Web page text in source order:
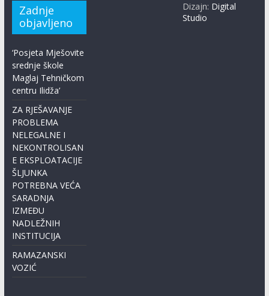
Zadnje
objavljeno
‘Posjeta Mješovite
srednje škole
Maglaj Tehničkom
centru Ilidža’
ZA RJEŠAVANJE
PROBLEMA
NELEGALNE I
NEKONTROLISAN
E EKSPLOATACIJE
ŠLJUNKA
POTREBNA VEĆA
SARADNJA
IZMEĐU
NADLEŽNIH
INSTITUCIJA
RAMAZANSKI
VOZIĆ
Dizajn: Digital
Studio